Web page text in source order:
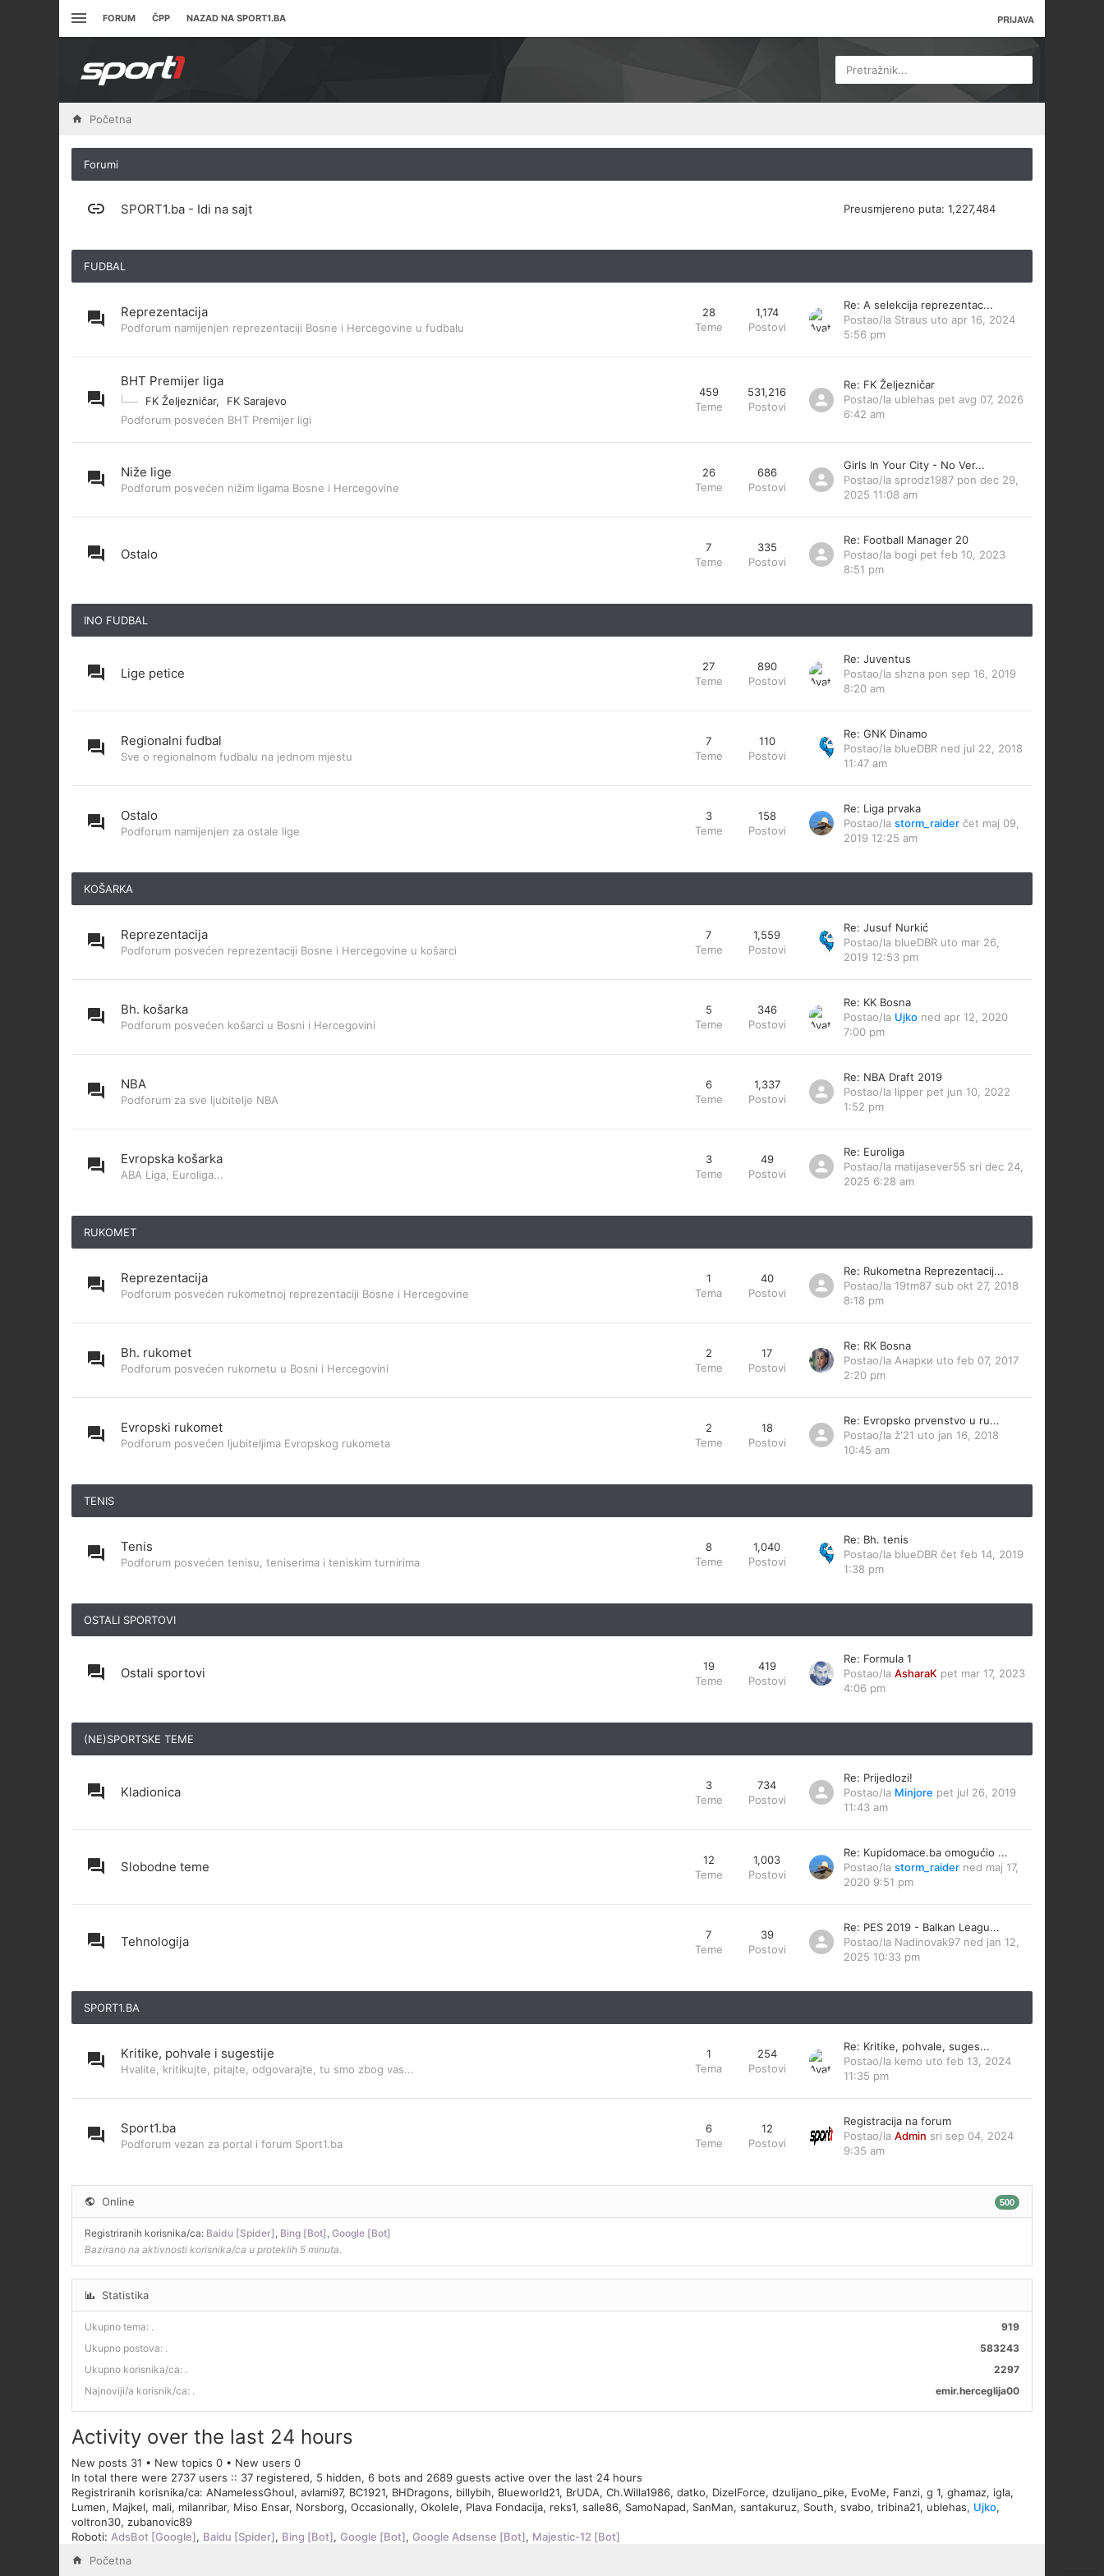
FORUM ČPP NAZAD NA SPORT1.BA PRIJAVA
Pretražnik...
Početna
Forumi
SPORT1.ba - Idi na sajt Preusmjereno puta: 1,227,484
FUDBAL
Reprezentacija
Podforum namijenjen reprezentaciji Bosne i Hercegovine u fudbalu
28
Teme
1,174
Postovi
Re: A selekcija reprezentac...
Postao/la Straus uto apr 16, 2024
5:56 pm
BHT Premijer liga
FK Željezničar,
FK Sarajevo
Podforum posvećen BHT Premijer ligi
459
Teme
531,216
Postovi
Re: FK Željezničar
Postao/la ublehas pet avg 07, 2026
6:42 am
Niže lige
Podforum posvećen nižim ligama Bosne i Hercegovine
26
Teme
686
Postovi
Girls In Your City - No Ver...
Postao/la sprodz1987 pon dec 29,
2025 11:08 am
Ostalo
7
Teme
335
Postovi
Re: Football Manager 20
Postao/la bogi pet feb 10, 2023
8:51 pm
INO FUDBAL
Lige petice
27
Teme
890
Postovi
Re: Juventus
Postao/la shzna pon sep 16, 2019
8:20 am
Regionalni fudbal
Sve o regionalnom fudbalu na jednom mjestu
7
Teme
110
Postovi
Re: GNK Dinamo
Postao/la blueDBR ned jul 22, 2018
11:47 am
Ostalo
Podforum namijenjen za ostale lige
3
Teme
158
Postovi
Re: Liga prvaka
Postao/la storm_raider čet maj 09,
2019 12:25 am
KOŠARKA
Reprezentacija
Podforum posvećen reprezentaciji Bosne i Hercegovine u košarci
7
Teme
1,559
Postovi
Re: Jusuf Nurkić
Postao/la blueDBR uto mar 26,
2019 12:53 pm
Bh. košarka
Podforum posvećen košarci u Bosni i Hercegovini
5
Teme
346
Postovi
Re: KK Bosna
Postao/la Ujko ned apr 12, 2020
7:00 pm
NBA
Podforum za sve ljubitelje NBA
6
Teme
1,337
Postovi
Re: NBA Draft 2019
Postao/la lipper pet jun 10, 2022
1:52 pm
Evropska košarka
ABA Liga, Euroliga...
3
Teme
49
Postovi
Re: Euroliga
Postao/la matijasever55 sri dec 24,
2025 6:28 am
RUKOMET
Reprezentacija
Podforum posvećen rukometnoj reprezentaciji Bosne i Hercegovine
1
Tema
40
Postovi
Re: Rukometna Reprezentacij...
Postao/la 19tm87 sub okt 27, 2018
8:18 pm
Bh. rukomet
Podforum posvećen rukometu u Bosni i Hercegovini
2
Teme
17
Postovi
Re: RK Bosna
Postao/la Анарки uto feb 07, 2017
2:20 pm
Evropski rukomet
Podforum posvećen ljubiteljima Evropskog rukometa
2
Teme
18
Postovi
Re: Evropsko prvenstvo u ru...
Postao/la ž'21 uto jan 16, 2018
10:45 am
TENIS
Tenis
Podforum posvećen tenisu, teniserima i teniskim turnirima
8
Teme
1,040
Postovi
Re: Bh. tenis
Postao/la blueDBR čet feb 14, 2019
1:38 pm
OSTALI SPORTOVI
Ostali sportovi
19
Teme
419
Postovi
Re: Formula 1
Postao/la AsharaK pet mar 17, 2023
4:06 pm
(NE)SPORTSKE TEME
Kladionica
3
Teme
734
Postovi
Re: Prijedlozi!
Postao/la Minjore pet jul 26, 2019
11:43 am
Slobodne teme
12
Teme
1,003
Postovi
Re: Kupidomace.ba omogućio ...
Postao/la storm_raider ned maj 17,
2020 9:51 pm
Tehnologija
7
Teme
39
Postovi
Re: PES 2019 - Balkan Leagu...
Postao/la Nadinovak97 ned jan 12,
2025 10:33 pm
SPORT1.BA
Kritike, pohvale i sugestije
Hvalite, kritikujte, pitajte, odgovarajte, tu smo zbog vas...
1
Tema
254
Postovi
Re: Kritike, pohvale, suges...
Postao/la kemo uto feb 13, 2024
11:35 pm
Sport1.ba
Podforum vezan za portal i forum Sport1.ba
6
Teme
12
Postovi
Registracija na forum
Postao/la Admin sri sep 04, 2024
9:35 am
Online 500
Registriranih korisnika/ca: Baidu [Spider] , Bing [Bot] , Google [Bot]
Bazirano na aktivnosti korisnika/ca u proteklih 5 minuta.
Statistika
Ukupno tema: 919
.
Ukupno postova:
583243
.
Ukupno korisnika/ca:
2297
.
Najnoviji/a korisnik/ca:
emir.herceglija00
.
Activity over the last 24 hours
New posts 31 • New topics 0 • New users 0
In total there were 2737 users :: 37 registered, 5 hidden, 6 bots and 2689 guests active over the last 24 hours
Registriranih korisnika/ca: ANamelessGhoul, avlami97, BC1921, BHDragons, billybih, Blueworld21, BrUDA, Ch.Willa1986, datko, DizelForce, dzulijano_pike, EvoMe, Fanzi, g 1, ghamaz, igla,
Lumen, Majkel, mali, milanribar, Miso Ensar, Norsborg, Occasionally, Okolele, Plava Fondacija, reks1, salle86, SamoNapad, SanMan, santakuruz, South, svabo, tribina21, ublehas, Ujko,
voltron30, zubanovic89
Roboti: AdsBot [Google], Baidu [Spider], Bing [Bot], Google [Bot], Google Adsense [Bot], Majestic-12 [Bot]
Početna